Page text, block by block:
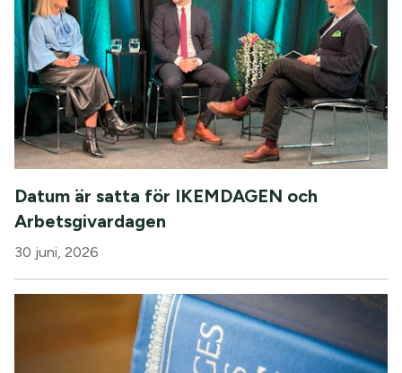
Datum är satta för IKEMDAGEN och
Arbetsgivardagen
30 juni, 2026